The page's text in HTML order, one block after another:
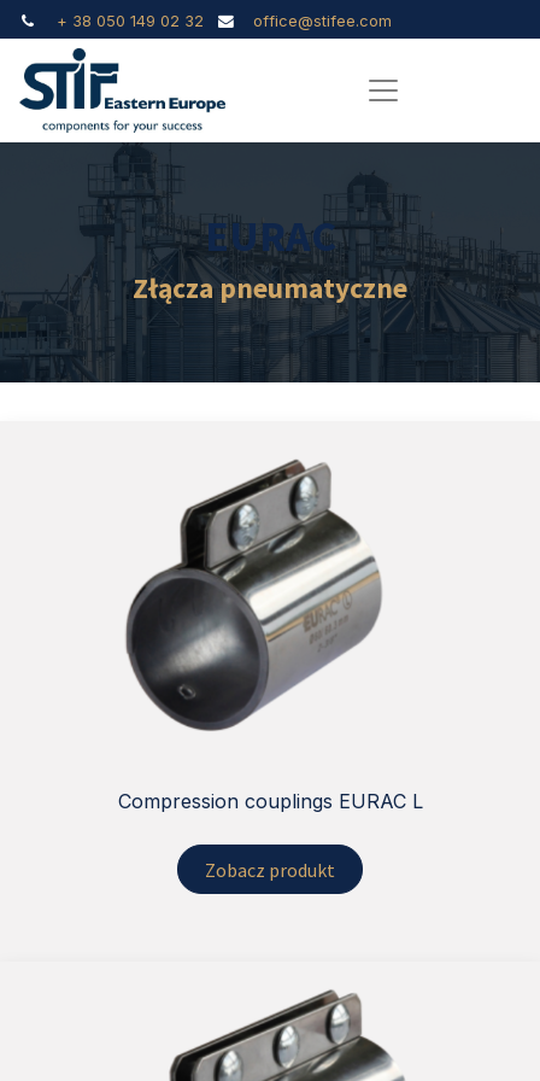
+ 38 050 149 02 32 office@stifee.com
EURAC
Złącza pneumatyczne
Compression couplings EURAC L
Zobacz produkt